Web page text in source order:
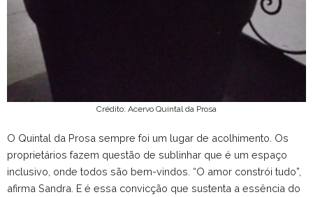
Crédito: Acervo Quintal da Prosa
O Quintal da Prosa sempre foi um lugar de acolhimento. Os
proprietários fazem questão de sublinhar que é um espaço
inclusivo, onde todos são bem-vindos. “O amor constrói tudo”,
afirma Sandra. E é essa convicção que sustenta a essência do